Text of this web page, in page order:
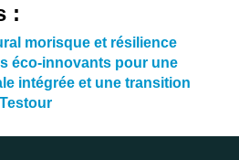
:
morisque et résilience
éco-innovants pour une
intégrée et une transition